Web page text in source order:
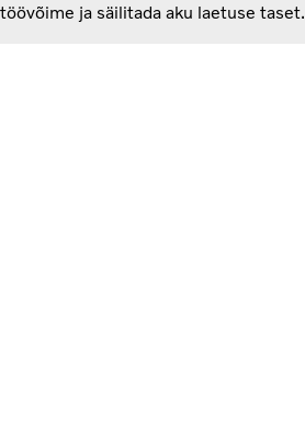
töövõime ja säilitada aku laetuse taset.